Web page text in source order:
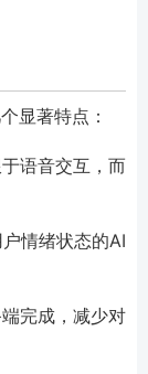
显著特点：
语音交互，而
情绪状态的AI
完成，减少对